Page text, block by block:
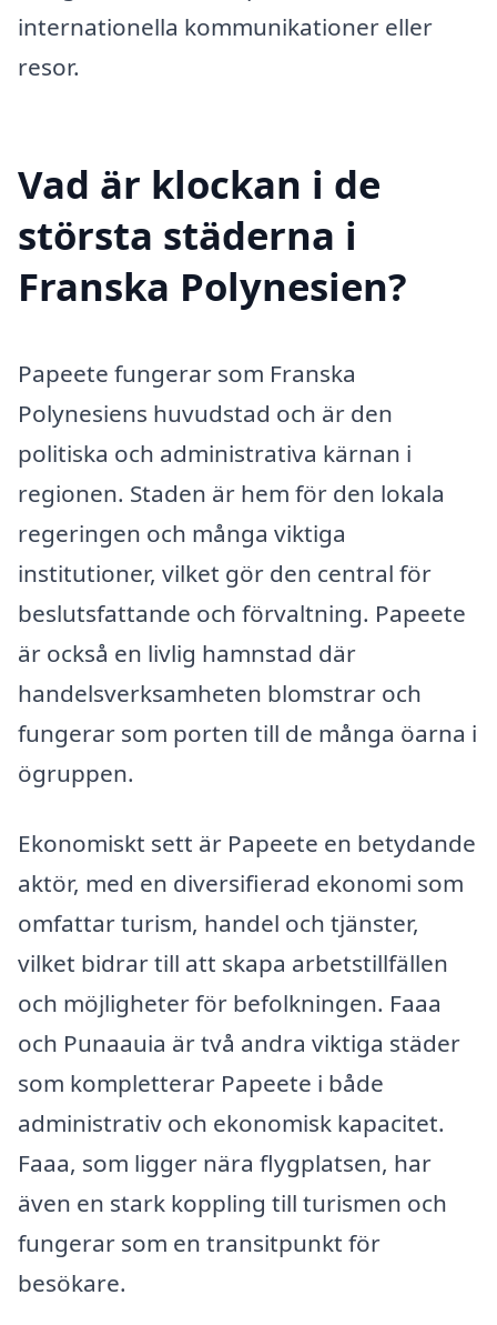
internationella kommunikationer eller
resor.
Vad är klockan i de
största städerna i
Franska Polynesien?
Papeete fungerar som Franska
Polynesiens huvudstad och är den
politiska och administrativa kärnan i
regionen. Staden är hem för den lokala
regeringen och många viktiga
institutioner, vilket gör den central för
beslutsfattande och förvaltning. Papeete
är också en livlig hamnstad där
handelsverksamheten blomstrar och
fungerar som porten till de många öarna i
ögruppen.
Ekonomiskt sett är Papeete en betydande
aktör, med en diversifierad ekonomi som
omfattar turism, handel och tjänster,
vilket bidrar till att skapa arbetstillfällen
och möjligheter för befolkningen. Faaa
och Punaauia är två andra viktiga städer
som kompletterar Papeete i både
administrativ och ekonomisk kapacitet.
Faaa, som ligger nära flygplatsen, har
även en stark koppling till turismen och
fungerar som en transitpunkt för
besökare.